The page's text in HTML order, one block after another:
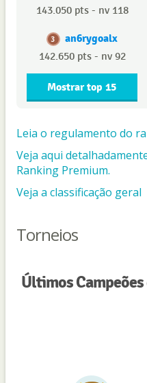
143.050 pts - nv 118
3 an6rygoalx
142.650 pts - nv 92
Mostrar top 15
Leia o regulamento do
Veja aqui
Ranking Premium.
Veja a classificação geral
Torneios
Últimos